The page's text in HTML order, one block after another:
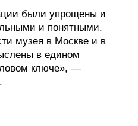
были упрощены и
и понятными.
музея в Москве и в
в едином
ключе», —